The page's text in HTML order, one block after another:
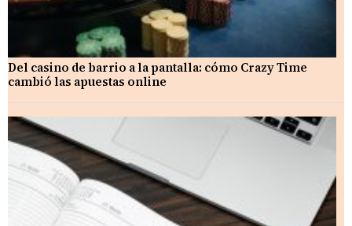
Del casino de barrio a la pantalla: cómo Crazy Time
cambió las apuestas online